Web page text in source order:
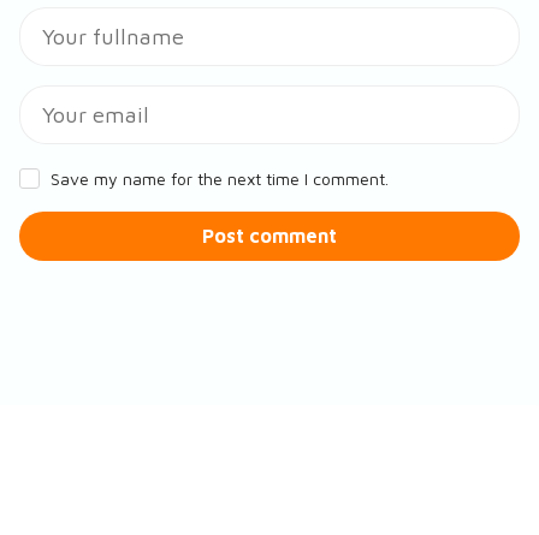
Save my name for the next time I comment.
Post comment